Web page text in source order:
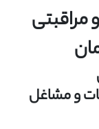
و مشاغل